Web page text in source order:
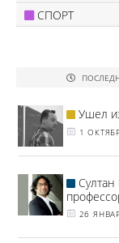
СПОРТ
Ушел
1
26